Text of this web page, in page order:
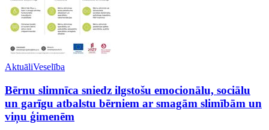
AktuāliVeselība
Bērnu slimnīca sniedz ilgstošu emocionālu, sociālu
un garīgu atbalstu bērniem ar smagām slimībām un
viņu ģimenēm